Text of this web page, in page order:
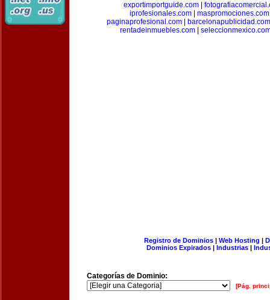
exportimportguide.com
iprofesionales.com
maspromociones.com
paginaprofesional.com|
barcelonapublicidad.com
rentadeinmuebles.com
Registro de Dominios| Web Hosting |
Dominios Expirados | Industrias |
Categorías de Dominio:
[Pág.